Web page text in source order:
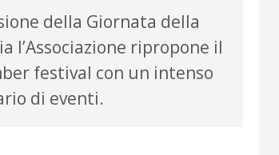
della Giornata della
l’Associazione ripropone il
festival con un intenso
di eventi.